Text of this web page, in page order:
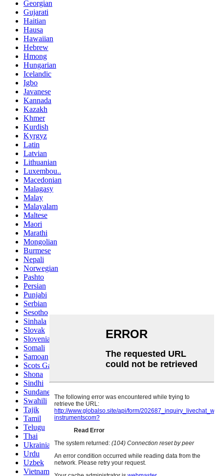
Georgian
Gujarati
Haitian
Hausa
Hawaiian
Hebrew
Hmong
Hungarian
Icelandic
Igbo
Javanese
Kannada
Kazakh
Khmer
Kurdish
Kyrgyz
Latin
Latvian
Lithuanian
Luxembou..
Macedonian
Malagasy
Malay
Malayalam
Maltese
Maori
Marathi
Mongolian
Burmese
Nepali
Norwegian
Pashto
Persian
Punjabi
Serbian
Sesotho
Sinhala
Slovak
Slovenian
Somali
Samoan
Scots Gaelic
Shona
Sindhi
Sundanese
Swahili
Tajik
Tamil
Telugu
Thai
Ukrainian
Urdu
Uzbek
Vietnamese